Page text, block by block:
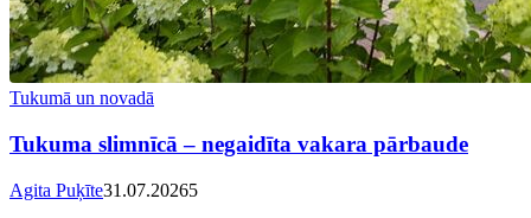
Tukumā un novadā
Tukuma slimnīcā – negaidīta vakara pārbaude
Agita Puķīte31.07.20265